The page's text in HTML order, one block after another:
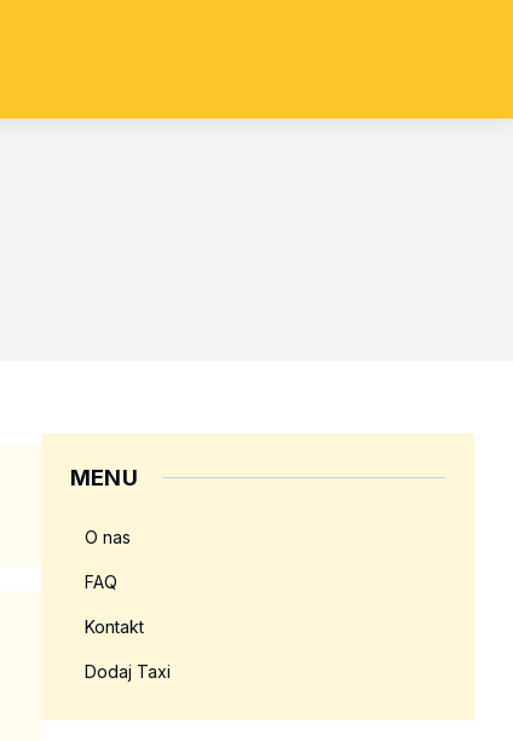
MENU
O nas
FAQ
Kontakt
Dodaj Taxi